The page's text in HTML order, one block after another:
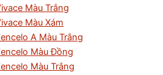
Màu Trắng
Màu Xám
A Màu Trắng
Màu Đồng
Màu Trắng